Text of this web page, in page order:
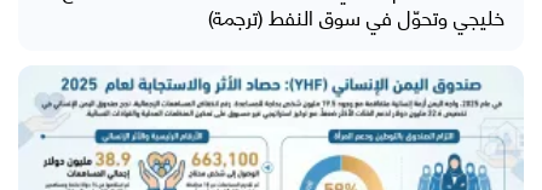
خليجي وتحوّل في سوق النفط (ترجمة)